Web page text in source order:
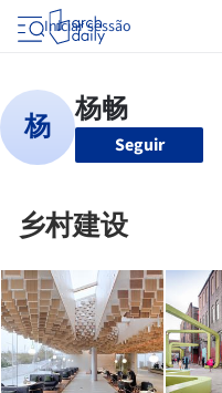
Iniciar sessão
Seguir
乡村建设